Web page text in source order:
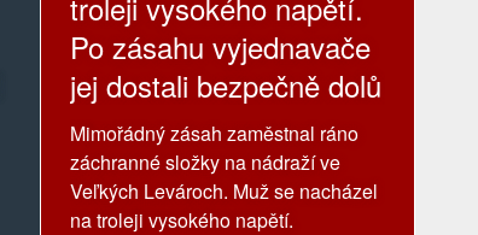
Po zásahu vyjednavače
jej dostali bezpečně dolů
Mimořádný zásah zaměstnal ráno
záchranné složky na nádraží ve
Veľkých Levároch. Muž se nacházel
na troleji vysokého napětí.